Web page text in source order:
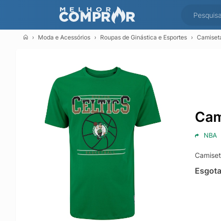
Moda e Acessórios Roupas de Ginástica e Esportes
NBA